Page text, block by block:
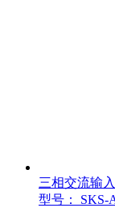
三相交流输
型号： SKS-